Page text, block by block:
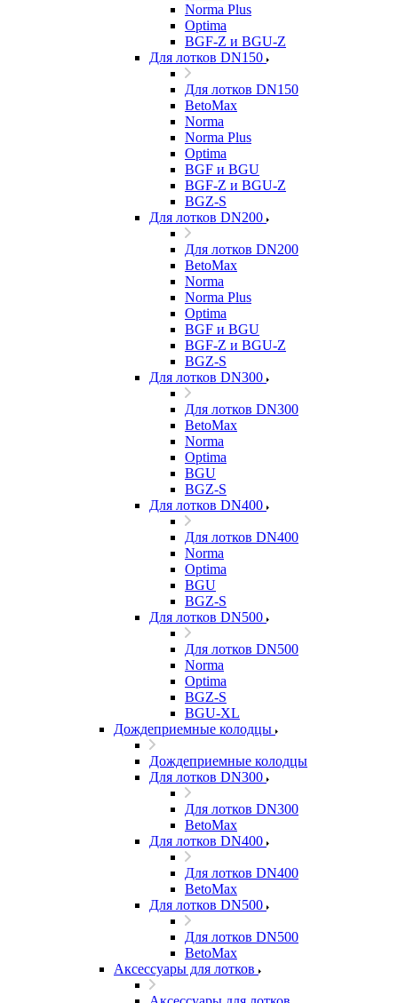
Norma Plus
Optima
BGF-Z и BGU-Z
Для лотков DN150
Для лотков DN150
BetoMax
Norma
Norma Plus
Optima
BGF и BGU
BGF-Z и BGU-Z
BGZ-S
Для лотков DN200
Для лотков DN200
BetoMax
Norma
Norma Plus
Optima
BGF и BGU
BGF-Z и BGU-Z
BGZ-S
Для лотков DN300
Для лотков DN300
BetoMax
Norma
Optima
BGU
BGZ-S
Для лотков DN400
Для лотков DN400
Norma
Optima
BGU
BGZ-S
Для лотков DN500
Для лотков DN500
Norma
Optima
BGZ-S
BGU-XL
Дождеприемные колодцы
Дождеприемные колодцы
Для лотков DN300
Для лотков DN300
BetoMax
Для лотков DN400
Для лотков DN400
BetoMax
Для лотков DN500
Для лотков DN500
BetoMax
Аксессуары для лотков